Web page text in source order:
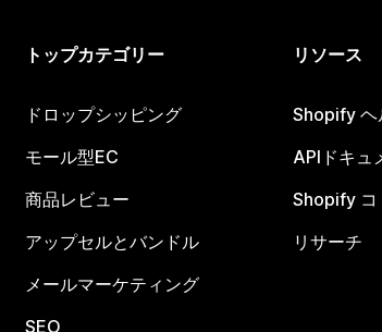
トップカテゴリー
ドロップシッピング
モール型EC
商品レビュー
アップセルとバンドル
メールマーケティング
SEO
リソース
Shopify ヘ
APIドキュ
Shopify コ
リサーチ